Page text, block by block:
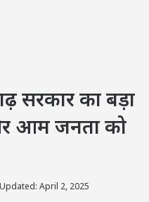
सरकार का बड़ा
आम जनता को
April 2, 2025